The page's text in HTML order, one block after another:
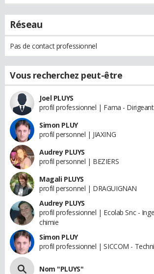
Réseau
Pas de contact professionnel
Vous recherchez peut-être
Joel PLUYS
profil professionnel | Fama - Dirigeant
Simon PLUY
profil personnel | JIAXING
Audrey PLUYS
profil personnel | BEZIERS
Magali PLUYS
profil personnel | DRAGUIGNAN
Audrey PLUYS
profil professionnel | Ecolab Snc -
chimie
Simon PLUY
profil professionnel | SICCOM -
Nom "PLUYS"